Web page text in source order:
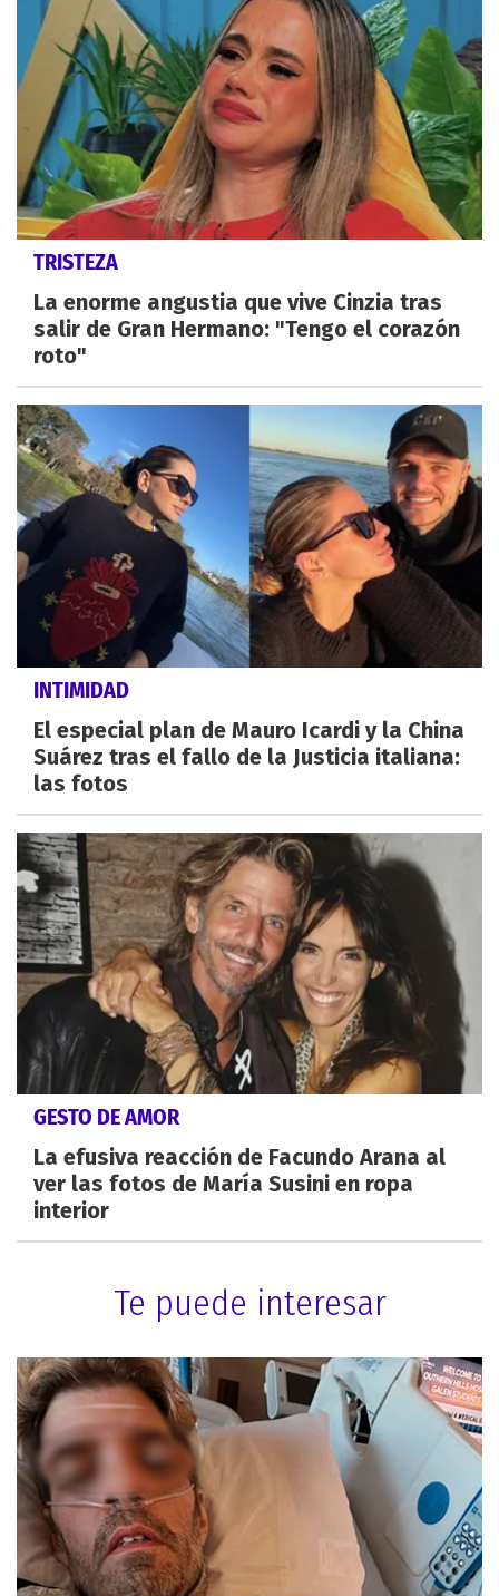
TRISTEZA
La enorme angustia que vive Cinzia tras
salir de Gran Hermano: "Tengo el corazón
roto"
INTIMIDAD
El especial plan de Mauro Icardi y la China
Suárez tras el fallo de la Justicia italiana:
las fotos
GESTO DE AMOR
La efusiva reacción de Facundo Arana al
ver las fotos de María Susini en ropa
interior
Te puede interesar